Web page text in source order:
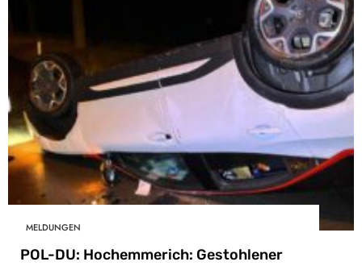
MELDUNGEN
POL-DU: Hochemmerich: Gestohlener